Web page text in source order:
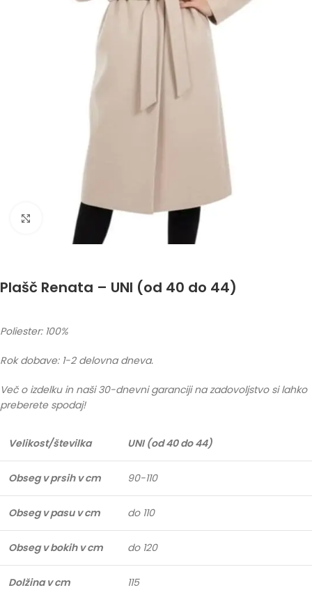
Click to enlarge
Plašč Renata – UNI (od 40 do 44)
Poliester: 100%
Rok dobave: 1-2 delovna dneva.
Več o izdelku in naši 30-dnevni garanciji na zadovoljstvo si lahko
preberete spodaj!
Velikost/številka UNI (od 40 do 44)
Obseg v prsih v cm 90-110
Obseg v pasu v cm do 110
Obseg v bokih v cm do 120
Dolžina v cm 115